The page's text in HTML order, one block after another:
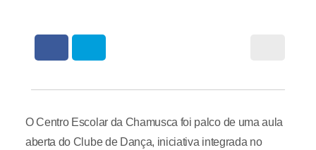
O Centro Escolar da Chamusca foi palco de uma aula
aberta do Clube de Dança, iniciativa integrada no